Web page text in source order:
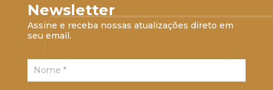
Newsletter
Assine e receba nossas atualizações direto em
seu email.